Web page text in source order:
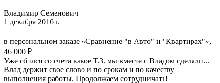
Владимир Семенович
1 декабря 2016 г.
в персональном заказе «Сравнение "в Авто" и "Квартирах"»,
46 000 ₽
Уже сбился со счета какое Т.З. мы вместе с Владом сделали...
Влад держит свое слово и по срокам и по качеству
выполнения работы. Продолжаем сотрудничать!